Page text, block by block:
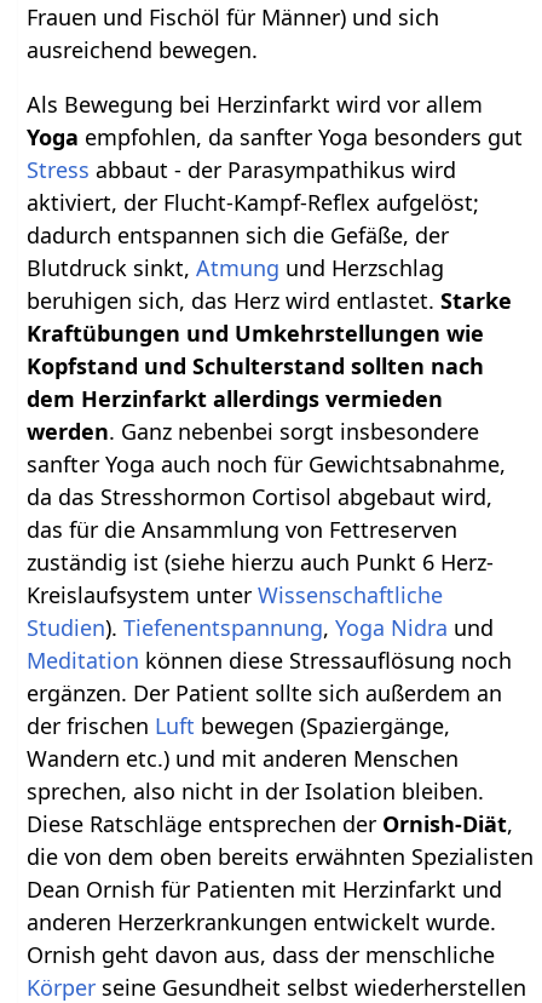
Frauen und Fischöl für Männer) und sich
ausreichend bewegen.
Als Bewegung bei Herzinfarkt wird vor allem
Yoga empfohlen, da sanfter Yoga besonders gut
Stress abbaut - der Parasympathikus wird
aktiviert, der Flucht-Kampf-Reflex aufgelöst;
dadurch entspannen sich die Gefäße, der
Blutdruck sinkt,Atmung und Herzschlag
beruhigen sich, das Herz wird entlastet.Starke
Kraftübungen und Umkehrstellungen wie
Kopfstand und Schulterstand sollten nach
dem Herzinfarkt allerdings vermieden
werden. Ganz nebenbei sorgt insbesondere
sanfter Yoga auch noch für Gewichtsabnahme,
da das Stresshormon Cortisol abgebaut wird,
das für die Ansammlung von Fettreserven
zuständig ist (siehe hierzu auch Punkt 6 Herz-
Kreislaufsystem unterWissenschaftliche
Studien).Tiefenentspannung,Yoga Nidra und
Meditation können diese Stressauflösung noch
ergänzen. Der Patient sollte sich außerdem an
der frischen Luft bewegen (Spaziergänge,
Wandern etc.) und mit anderen Menschen
sprechen, also nicht in der Isolation bleiben.
Diese Ratschläge entsprechen der Ornish-Diät,
die von dem oben bereits erwähnten Spezialisten
Dean Ornish für Patienten mit Herzinfarkt und
anderen Herzerkrankungen entwickelt wurde.
Ornish geht davon aus, dass der menschliche
Körper seine Gesundheit selbst wiederherstellen